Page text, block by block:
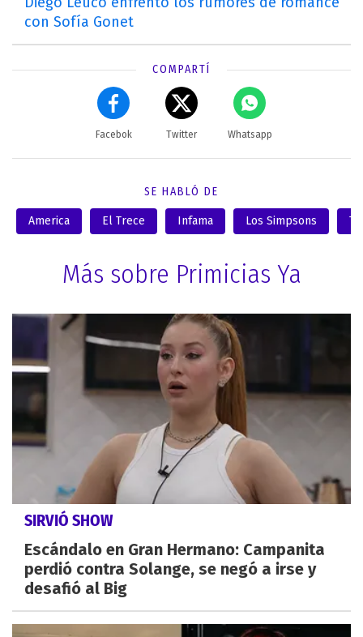
con Sofía Gonet
COMPARTÍ
Facebok Twitter Whatsapp
SE HABLÓ DE
America El Trece Infama Los Simpsons
Más sobre Primicias Ya
SIRVIÓ SHOW
Escándalo en Gran Hermano: Campanita
perdió contra Solange, se negó a irse y
desafió al Big